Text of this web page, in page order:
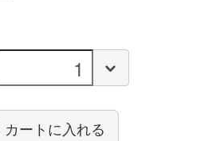
カートに入れる